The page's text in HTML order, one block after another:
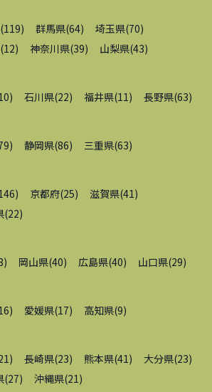
(119) 群馬県(64) 埼玉県(70)
(12) 神奈川県(39) 山梨県(43)
) 石川県(22) 福井県(11 ) 長野県(63)
) 静岡県(86) 三重県(63)
) 京都府(25) 滋賀県(41 )
(22)
) 岡山県(40) 広島県(40) 山口県(29)
) 愛媛県(17) 高知県(9)
) 長崎県(23) 熊本県(41 ) 大分県(23)
(27) 沖縄県(21 )